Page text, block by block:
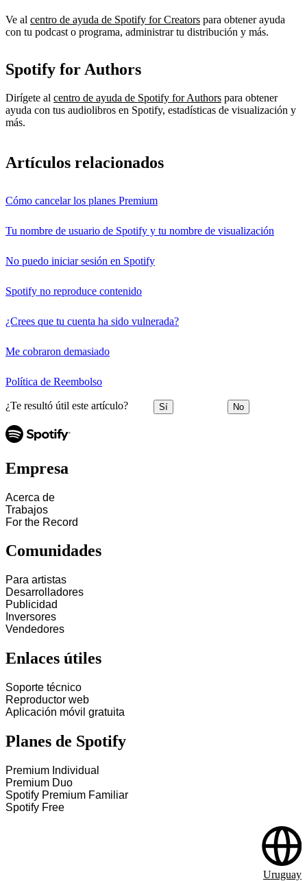
Ve al centro de ayuda de Spotify for Creators para obtener ayuda
con tu podcast o programa, administrar tu distribución y más.
Spotify for Authors
Dirígete al centro de ayuda de Spotify for Authors para obtener
ayuda con tus audiolibros en Spotify, estadísticas de visualización y
más.
Artículos relacionados
Cómo cancelar los planes Premium
Tu nombre de usuario de Spotify y tu nombre de visualización
No puedo iniciar sesión en Spotify
Spotify no reproduce contenido
¿Crees que tu cuenta ha sido vulnerada?
Me cobraron demasiado
Política de Reembolso
¿Te resultó útil este artículo? Sí No
Empresa
Acerca de
Trabajos
For the Record
Comunidades
Para artistas
Desarrolladores
Publicidad
Inversores
Vendedores
Enlaces útiles
Soporte técnico
Reproductor web
Aplicación móvil gratuita
Planes de Spotify
Premium Individual
Premium Duo
Spotify Premium Familiar
Spotify Free
Uruguay